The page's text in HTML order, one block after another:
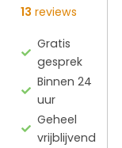
13 reviews
Gratis
gesprek
Binnen 24
uur
Geheel
vrijblijvend